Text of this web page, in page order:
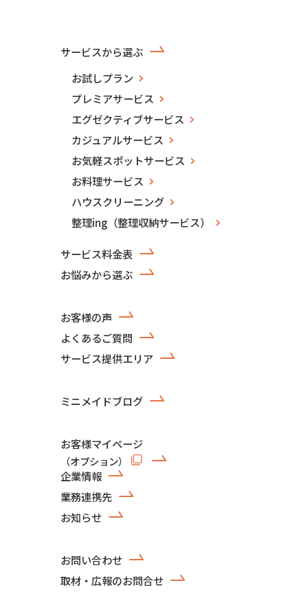
サービスから選ぶ
お試しプラン
プレミアサービス
エグゼクティブサービス
カジュアルサービス
お気軽スポットサービス
お料理サービス
ハウスクリーニング
整理ing（整理収納サービス）
サービス料金表
お悩みから選ぶ
お客様の声
よくあるご質問
サービス提供エリア
ミニメイドブログ
お客様マイページ
（オプション）
企業情報
業務連携先
お知らせ
お問い合わせ
取材・広報のお問合せ